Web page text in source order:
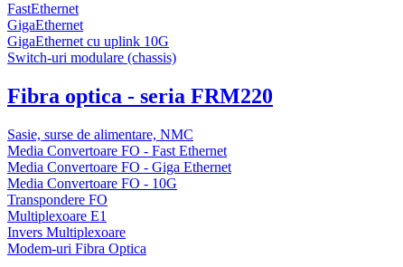
FastEthernet
GigaEthernet
GigaEthernet cu uplink 10G
Switch-uri modulare (chassis)
Fibra optica - seria FRM220
Sasie, surse de alimentare, NMC
Media Convertoare FO - Fast Ethernet
Media Convertoare FO - Giga Ethernet
Media Convertoare FO - 10G
Transpondere FO
Multiplexoare E1
Invers Multiplexoare
Modem-uri Fibra Optica